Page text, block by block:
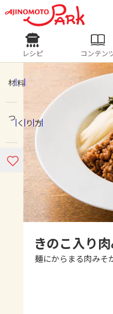
ログインす
ログイン
ホーム
コンテンツ
レシピ
よくあるお問
レシピ
人気の食材・レシピ
きゅうり なす
ピーマン
みょ
レシピ コンテン
材料
つくり方
きのこ入り
麺にからまる肉みそ